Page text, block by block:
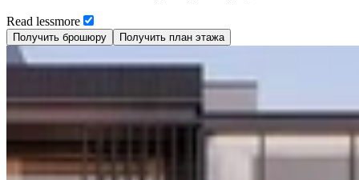
Read lessmore
Получить брошюру Получить план этажа